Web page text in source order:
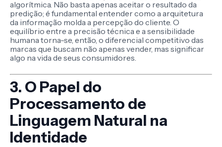
algorítmica. Não basta apenas aceitar o resultado da
predição; é fundamental entender como a arquitetura
da informação molda a percepção do cliente. O
equilíbrio entre a precisão técnica e a sensibilidade
humana torna-se, então, o diferencial competitivo das
marcas que buscam não apenas vender, mas significar
algo na vida de seus consumidores.
3. O Papel do
Processamento de
Linguagem Natural na
Identidade